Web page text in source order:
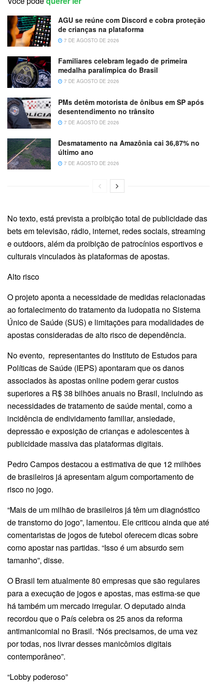
AGU se reúne com Discord e cobra proteção
de crianças na plataforma
7 DE AGOSTO DE 2026
Familiares celebram legado de primeira
medalha paralímpica do Brasil
7 DE AGOSTO DE 2026
PMs detêm motorista de ônibus em SP após
desentendimento no trânsito
7 DE AGOSTO DE 2026
Desmatamento na Amazônia cai 36,87% no
último ano
7 DE AGOSTO DE 2026
No texto, está prevista a proibição total de publicidade das
bets em televisão, rádio, internet, redes sociais, streaming
e outdoors, além da proibição de patrocínios esportivos e
culturais vinculados às plataformas de apostas.
Alto risco
O projeto aponta a necessidade de medidas relacionadas
ao fortalecimento do tratamento da ludopatia no Sistema
Único de Saúde (SUS) e limitações para modalidades de
apostas consideradas de alto risco de dependência.
No evento, representantes do Instituto de Estudos para
Políticas de Saúde (IEPS) apontaram que os danos
associados às apostas online podem gerar custos
superiores a R$ 38 bilhões anuais no Brasil, incluindo as
necessidades de tratamento de saúde mental, como a
incidência de endividamento familiar, ansiedade,
depressão e exposição de crianças e adolescentes à
publicidade massiva das plataformas digitais.
Pedro Campos destacou a estimativa de que 12 milhões
de brasileiros já apresentam algum comportamento de
risco no jogo.
“Mais de um milhão de brasileiros já têm um diagnóstico
de transtorno do jogo”, lamentou. Ele criticou ainda que até
comentaristas de jogos de futebol oferecem dicas sobre
como apostar nas partidas. “Isso é um absurdo sem
tamanho”, disse.
O Brasil tem atualmente 80 empresas que são regulares
para a execução de jogos e apostas, mas estima-se que
há também um mercado irregular. O deputado ainda
recordou que o País celebra os 25 anos da reforma
antimanicomial no Brasil. “Nós precisamos, de uma vez
por todas, nos livrar desses manicômios digitais
contemporâneo”.
“Lobby poderoso”